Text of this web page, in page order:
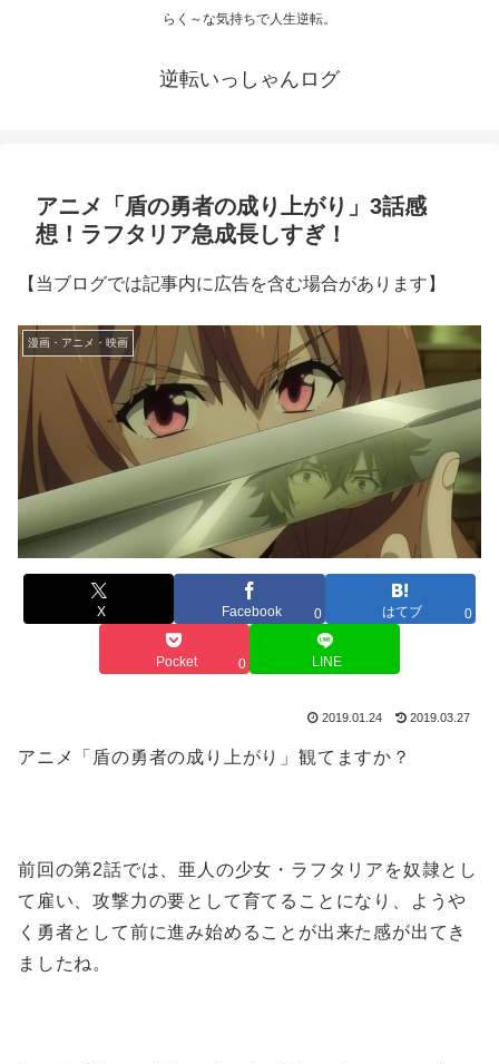
らく～な気持ちで人生逆転。
逆転いっしゃんログ
アニメ「盾の勇者の成り上がり」3話感
想！ラフタリア急成長しすぎ！
【当ブログでは記事内に広告を含む場合があります】
漫画・アニメ・映画
X Facebook 0 はてブ 0
Pocket 0 LINE
2019.01.24 2019.03.27
アニメ「盾の勇者の成り上がり」観てますか？
前回の第2話では、亜人の少女・ラフタリアを奴隷とし
て雇い、攻撃力の要として育てることになり、ようや
く勇者として前に進み始めることが出来た感が出てき
ましたね。